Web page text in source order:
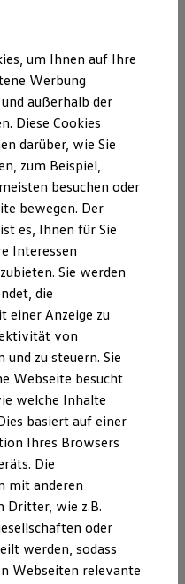
Apps
ID. Buzz
Transporter/Caravelle
Amarok
Modelle
Updates
Sicherheitssysteme
Produkte
Strom
Elektrofahrzeuge
für Privatkunden
des
einen einfachen
personenbezogenen
Website besuchen.
alle Daten, mit denen
können.
Text
um Ihnen auf Ihre
Werbung
außerhalb der
Diese Cookies
darüber, wie Sie
zum Beispiel,
besuchen oder
bewegen. Der
es, Ihnen für Sie
Interessen
Sie werden
die
einer Anzeige zu
von
und zu steuern. Sie
Webseite besucht
welche Inhalte
basiert auf einer
Ihres Browsers
Die
mit anderen
Dritter, wie z.B.
oder
werden, sodass
Webseiten relevante